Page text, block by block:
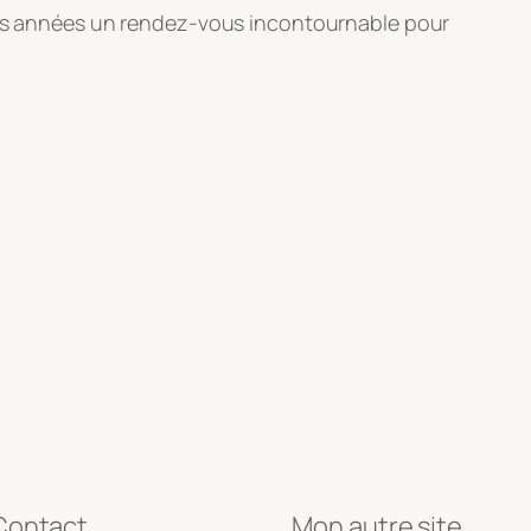
années un rendez-vous incontournable pour